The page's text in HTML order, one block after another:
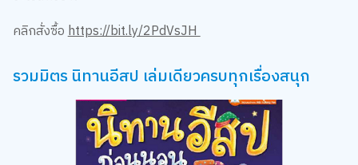
คลิกสั่งซื้อ
รวมมิตร นิทานอีสป เล่มเดียวครบทุกเรื่องสนุก